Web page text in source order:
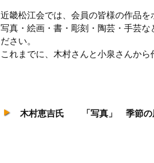
近畿松江会では、会員の皆様の作品
写真・絵画・書・彫刻・陶芸・手芸
ださい。
これまでに、木村さんと小泉さんか
木村恵吉氏 「写真」 季節の